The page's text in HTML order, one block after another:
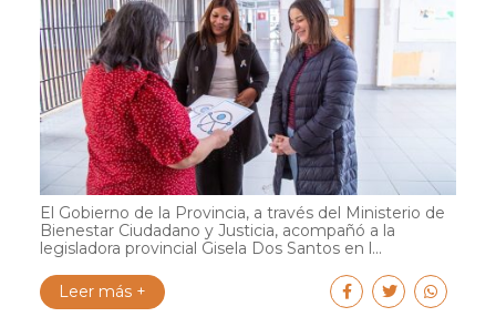
El Gobierno de la Provincia, a través del Ministerio de
Bienestar Ciudadano y Justicia, acompañó a la
legisladora provincial Gisela Dos Santos en l...
Leer más +